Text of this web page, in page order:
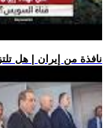
.. نافذة من إيران |